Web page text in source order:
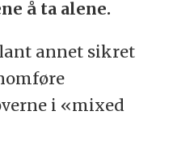
å ta alene.
annet sikret
i «mixed